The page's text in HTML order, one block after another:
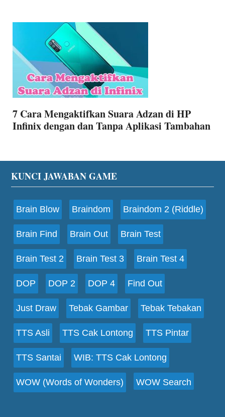
7 Cara Mengaktifkan Suara Adzan di HP
Infinix dengan dan Tanpa Aplikasi Tambahan
Footer
KUNCI JAWABAN GAME
Brain Blow Braindom Braindom 2 (Riddle)
Brain Find Brain Out Brain Test
Brain Test 2 Brain Test 3 Brain Test 4
DOP DOP 2 DOP 4 Find Out
Just Draw Tebak Gambar Tebak Tebakan
TTS Asli TTS Cak Lontong TTS Pintar
TTS Santai WIB: TTS Cak Lontong
WOW (Words of Wonders) WOW Search